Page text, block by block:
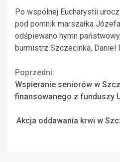
Po wspólnej Eucharystii
pod pomnik marszałka
odśpiewano hymn
burmistrz Szczecinka, Daniel
Continue
Reading
Poprzedni:
Wspieranie seniorów w
finansowanego z funduszy
Akcja oddawania krwi w